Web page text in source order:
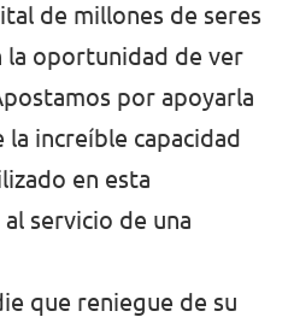
de millones de seres
la oportunidad de ver
por apoyarla
increíble capacidad
en esta
servicio de una
que reniegue de su